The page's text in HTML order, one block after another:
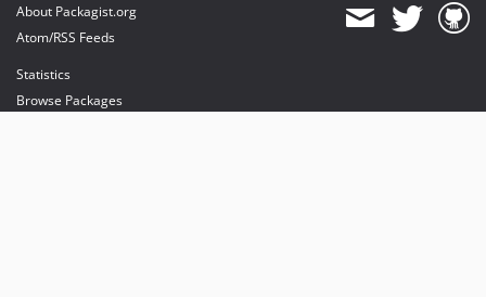
About Packagist.org
Atom/RSS Feeds
Statistics
Browse Packages